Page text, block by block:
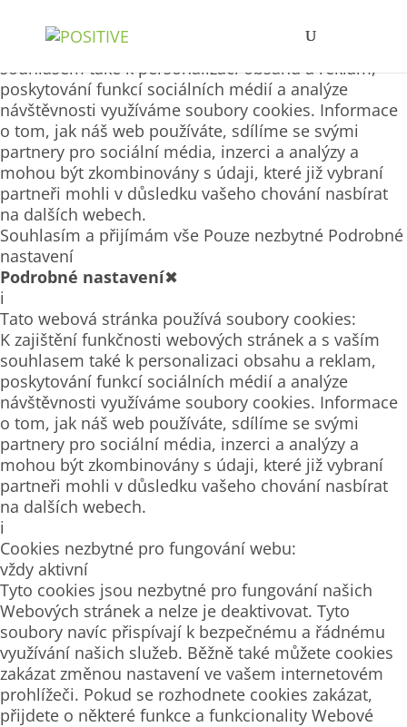
K zajištění funkčnosti webových stránek a s vaším
souhlasem také k personalizaci obsahu a reklam,
poskytování funkcí sociálních médií a analýze
návštěvnosti využíváme soubory cookies. Informace
o tom, jak náš web používáte, sdílíme se svými
partnery pro sociální média, inzerci a analýzy a
mohou být zkombinovány s údaji, které již vybraní
partneři mohli v důsledku vašeho chování nasbírat
na dalších webech.
Souhlasím a přijímám vše Pouze nezbytné Podrobné
nastavení
Podrobné nastavení✖
i
Tato webová stránka používá soubory cookies:
K zajištění funkčnosti webových stránek a s vaším
souhlasem také k personalizaci obsahu a reklam,
poskytování funkcí sociálních médií a analýze
návštěvnosti využíváme soubory cookies. Informace
o tom, jak náš web používáte, sdílíme se svými
partnery pro sociální média, inzerci a analýzy a
mohou být zkombinovány s údaji, které již vybraní
partneři mohli v důsledku vašeho chování nasbírat
na dalších webech.
i
Cookies nezbytné pro fungování webu:
vždy aktivní
Tyto cookies jsou nezbytné pro fungování našich
Webových stránek a nelze je deaktivovat. Tyto
soubory navíc přispívají k bezpečnému a řádnému
využívání našich služeb. Běžně také můžete cookies
zakázat změnou nastavení ve vašem internetovém
prohlížeči. Pokud se rozhodnete cookies zakázat,
přijdete o některé funkce a funkcionality Webové